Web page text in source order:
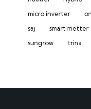
micro inverter
saj
smart metter
sungrow
trina